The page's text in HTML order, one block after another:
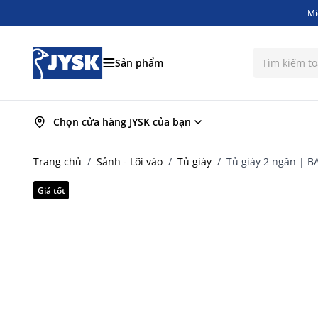
Sản phẩm
Chọn cửa hàng JYSK của bạn
Trang chủ / Sảnh - Lối vào / Tủ giày / Tủ giày 2 ngăn |
Giá tốt